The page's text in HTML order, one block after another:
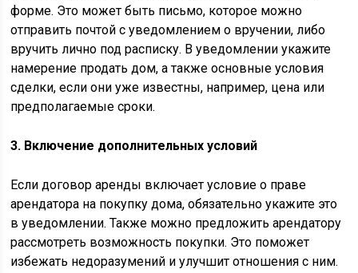
форме. Это может быть письмо, которое можно
отправить почтой с уведомлением о вручении, либо
вручить лично под расписку. В уведомлении укажите
намерение продать дом, а также основные условия
сделки, если они уже известны, например, цена или
предполагаемые сроки.
3. Включение дополнительных условий
Если договор аренды включает условие о праве
арендатора на покупку дома, обязательно укажите это
в уведомлении. Также можно предложить арендатору
рассмотреть возможность покупки. Это поможет
избежать недоразумений и улучшит отношения с ним.